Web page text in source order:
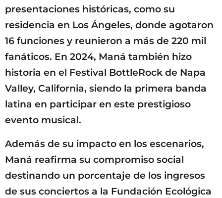
presentaciones históricas, como su
residencia en Los Ángeles, donde agotaron
16 funciones y reunieron a más de 220 mil
fanáticos. En 2024, Maná también hizo
historia en el Festival BottleRock de Napa
Valley, California, siendo la primera banda
latina en participar en este prestigioso
evento musical.
Además de su impacto en los escenarios,
Maná reafirma su compromiso social
destinando un porcentaje de los ingresos
de sus conciertos a la Fundación Ecológica